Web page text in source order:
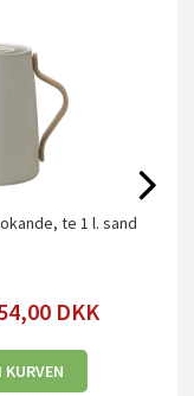
te 1 l. sand
DKK